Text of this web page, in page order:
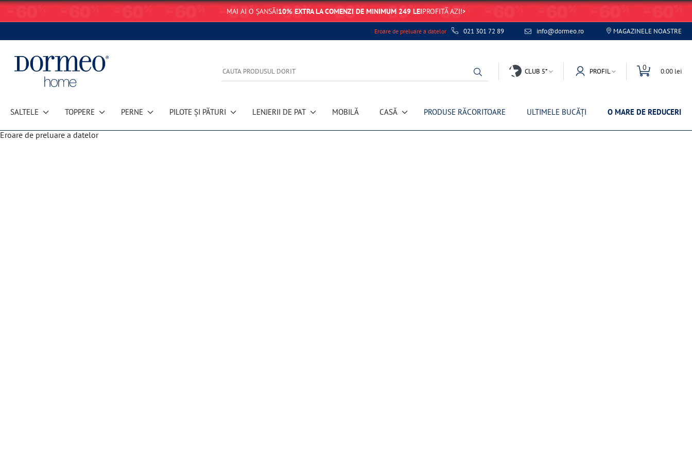
MAI AI O ȘANSĂ!10% EXTRA LA COMENZI DE MINIMUM 249 LEIPROFITĂ AZI!
Eroare de preluare a datelor 021 301 72 89 info@dormeo.ro MAGAZINELE NOASTRE
CLUB 5* PROFIL 0 0.00 lei
SALTELE TOPPERE PERNE PILOTE ȘI PĂTURI LENJERII DE PAT MOBILĂ CASĂ PRODUSE RĂCORITOARE ULTIMELE BUCĂȚI O MARE DE REDUCERI
Eroare de preluare a datelor